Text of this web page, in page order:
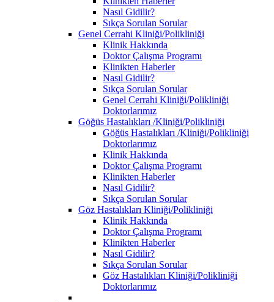
Nasıl Gidilir?
Sıkça Sorulan Sorular
Genel Cerrahi Kliniği/Polikliniği
Klinik Hakkında
Doktor Çalışma Programı
Klinikten Haberler
Nasıl Gidilir?
Sıkça Sorulan Sorular
Genel Cerrahi Kliniği/Polikliniği
Doktorlarımız
Göğüs Hastalıkları /Kliniği/Polikliniği
Göğüs Hastalıkları /Kliniği/Polikliniği
Doktorlarımız
Klinik Hakkında
Doktor Çalışma Programı
Klinikten Haberler
Nasıl Gidilir?
Sıkça Sorulan Sorular
Göz Hastalıkları Kliniği/Polikliniği
Klinik Hakkında
Doktor Çalışma Programı
Klinikten Haberler
Nasıl Gidilir?
Sıkça Sorulan Sorular
Göz Hastalıkları Kliniği/Polikliniği
Doktorlarımız